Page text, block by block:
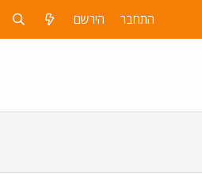
התחבר הירשם